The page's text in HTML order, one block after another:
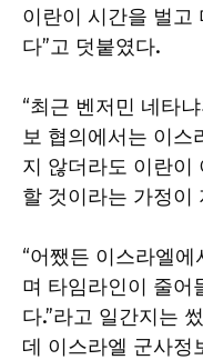
이란이 시간을 벌고
다”고 덧붙였다.
“최근 벤저민 네타
보 협의에서는 이스
지 않더라도 이란이
할 것이라는 가정이
“어쨌든 이스라엘
며 타임라인이 줄어
다.”라고 일간지는
데 이스라엘 군사정